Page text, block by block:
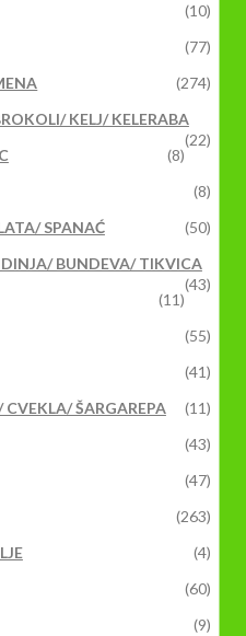
(10)
(77)
(274)
KELJ/ KELERABA
(22)
(8)
(8)
SPANAĆ
(50)
BUNDEVA/ TIKVICA
(43)
(11)
(55)
(41)
ŠARGAREPA
(11)
(43)
(47)
(263)
(4)
(60)
(9)